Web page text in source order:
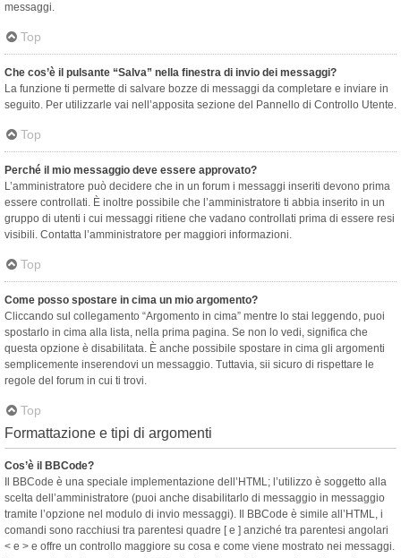
messaggi.
Top
Che cos’è il pulsante “Salva” nella finestra di invio dei messaggi?
La funzione ti permette di salvare bozze di messaggi da completare e inviare in
seguito. Per utilizzarle vai nell’apposita sezione del Pannello di Controllo Utente.
Top
Perché il mio messaggio deve essere approvato?
L’amministratore può decidere che in un forum i messaggi inseriti devono prima
essere controllati. È inoltre possibile che l’amministratore ti abbia inserito in un
gruppo di utenti i cui messaggi ritiene che vadano controllati prima di essere resi
visibili. Contatta l’amministratore per maggiori informazioni.
Top
Come posso spostare in cima un mio argomento?
Cliccando sul collegamento “Argomento in cima” mentre lo stai leggendo, puoi
spostarlo in cima alla lista, nella prima pagina. Se non lo vedi, significa che
questa opzione è disabilitata. È anche possibile spostare in cima gli argomenti
semplicemente inserendovi un messaggio. Tuttavia, sii sicuro di rispettare le
regole del forum in cui ti trovi.
Top
Formattazione e tipi di argomenti
Cos’è il BBCode?
Il BBCode è una speciale implementazione dell’HTML; l’utilizzo è soggetto alla
scelta dell’amministratore (puoi anche disabilitarlo di messaggio in messaggio
tramite l’opzione nel modulo di invio messaggi). Il BBCode è simile all’HTML, i
comandi sono racchiusi tra parentesi quadre [ e ] anziché tra parentesi angolari
< e > e offre un controllo maggiore su cosa e come viene mostrato nei messaggi.